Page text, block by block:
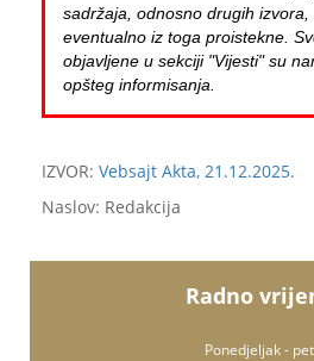
sadržaja, odnosno drugih
eventualno iz toga proistekne.
objavljene u sekciji "Vijesti" su
opšteg informisanja.
IZVOR: Vebsajt Akta, 21.12.2025.
Naslov: Redakcija
Radno
Ponedjeljak -